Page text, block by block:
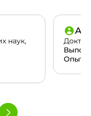
наук,
Опыт: